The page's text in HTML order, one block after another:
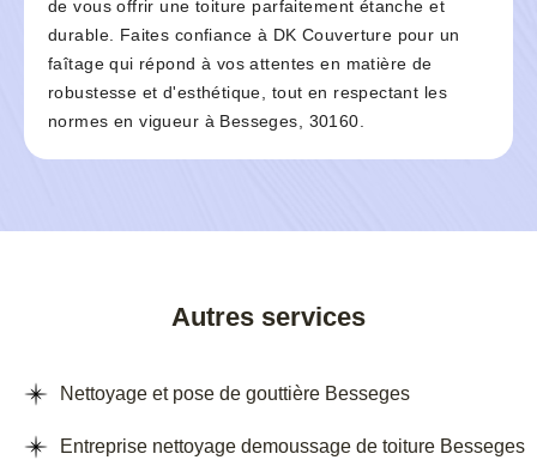
de vous offrir une toiture parfaitement étanche et
durable. Faites confiance à DK Couverture pour un
faîtage qui répond à vos attentes en matière de
robustesse et d'esthétique, tout en respectant les
normes en vigueur à Besseges, 30160.
Autres services
Nettoyage et pose de gouttière Besseges
Entreprise nettoyage demoussage de toiture Besseges